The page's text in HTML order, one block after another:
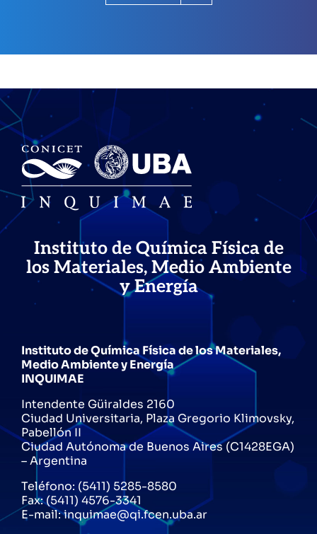
Instituto de Química Física de
los Materiales, Medio Ambiente
y Energía
Instituto de Química Física de los Materiales,
Medio Ambiente y Energía
INQUIMAE
Intendente Güiraldes 2160
Ciudad Universitaria, Plaza Gregorio Klimovsky,
Pabellón II
Ciudad Autónoma de Buenos Aires (C1428EGA)
– Argentina
Teléfono: (5411) 5285-8580
Fax: (5411) 4576-3341
E-mail: inquimae@qi.fcen.uba.ar